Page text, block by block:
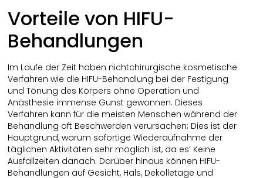
Vorteile von HIFU-
Behandlungen
Im Laufe der Zeit haben nichtchirurgische kosmetische
Verfahren wie die HIFU-Behandlung bei der Festigung
und Tönung des Körpers ohne Operation und
Anästhesie immense Gunst gewonnen. Dieses
Verfahren kann für die meisten Menschen während der
Behandlung oft Beschwerden verursachen; Dies ist der
Hauptgrund, warum sofortige Wiederaufnahme der
täglichen Aktivitäten sehr möglich ist, da es’ Keine
Ausfallzeiten danach. Darüber hinaus können HIFU-
Behandlungen auf Gesicht, Hals, Dekolletage und